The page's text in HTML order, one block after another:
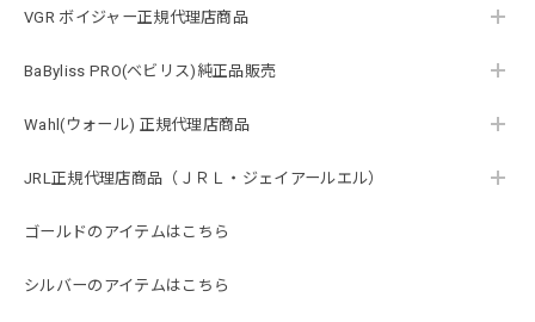
VGR ボイジャー正規代理店商品
BaByliss PRO(ベビリス)純正品販売
Wahl(ウォール) 正規代理店商品
JRL正規代理店商品（ＪＲＬ・ジェイアールエル）
ゴールドのアイテムはこちら
シルバーのアイテムはこちら